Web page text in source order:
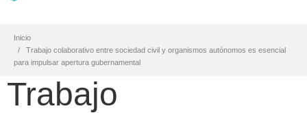
Inicio
Trabajo colaborativo entre sociedad civil y organismos autónomos es esencial
para impulsar apertura gubernamental
Trabajo